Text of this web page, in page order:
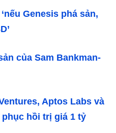
Genesis phá sản,
của Sam Bankman-
Aptos Labs và
hồi trị giá 1 tỷ